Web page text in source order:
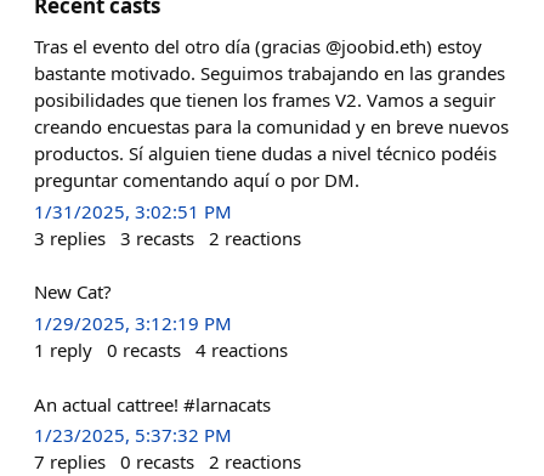
Tras el evento del otro día (gracias @joobid.eth) estoy
bastante motivado. Seguimos trabajando en las grandes
posibilidades que tienen los frames V2. Vamos a seguir
creando encuestas para la comunidad y en breve nuevos
productos. Sí alguien tiene dudas a nivel técnico podéis
preguntar comentando aquí o por DM.
1/31/2025, 3:02:51 PM
3 replies 3 recasts 2 reactions
New Cat?
1/29/2025, 3:12:19 PM
1 reply 0 recasts 4 reactions
An actual cattree! #larnacats
1/23/2025, 5:37:32 PM
7 replies 0 recasts 2 reactions